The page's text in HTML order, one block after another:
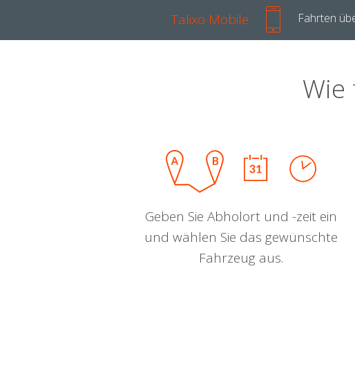
Talixo Mobile Fahrten
Wie
Geben Sie Abholort und -zeit ein
und wählen Sie das gewünschte
Fahrzeug aus.